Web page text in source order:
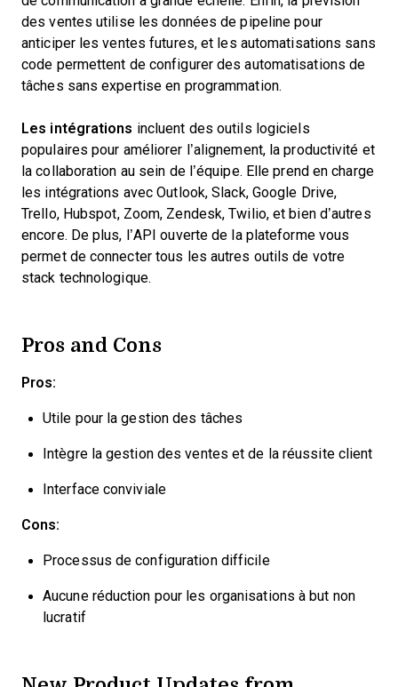
des ventes utilise les données de pipeline pour
anticiper les ventes futures, et les automatisations sans
code permettent de configurer des automatisations de
tâches sans expertise en programmation.
Les intégrations incluent des outils logiciels
populaires pour améliorer l’alignement, la productivité et
la collaboration au sein de l’équipe. Elle prend en charge
les intégrations avec Outlook, Slack, Google Drive,
Trello, Hubspot, Zoom, Zendesk, Twilio, et bien d’autres
encore. De plus, l’API ouverte de la plateforme vous
permet de connecter tous les autres outils de votre
stack technologique.
Pros and Cons
Pros:
Utile pour la gestion des tâches
Intègre la gestion des ventes et de la réussite client
Interface conviviale
Cons:
Processus de configuration difficile
Aucune réduction pour les organisations à but non
lucratif